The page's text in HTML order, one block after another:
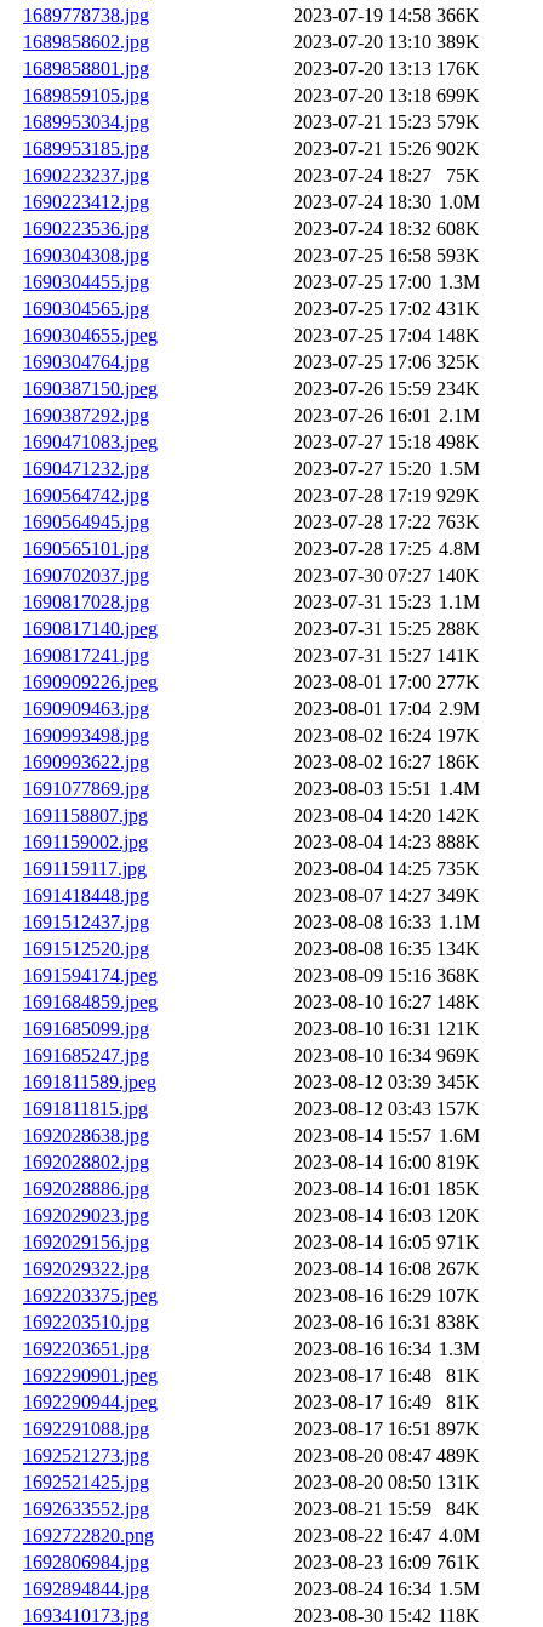
1689778738.jpg
2023-07-19 14:58 366K
1689858602.jpg
2023-07-20 13:10 389K
1689858801.jpg
2023-07-20 13:13 176K
1689859105.jpg
2023-07-20 13:18 699K
1689953034.jpg
2023-07-21 15:23 579K
1689953185.jpg
2023-07-21 15:26 902K
1690223237.jpg
2023-07-24 18:27
75K
1690223412.jpg
2023-07-24 18:30 1.0M
1690223536.jpg
2023-07-24 18:32 608K
1690304308.jpg
2023-07-25 16:58 593K
1690304455.jpg
2023-07-25 17:00 1.3M
1690304565.jpg
2023-07-25 17:02 431K
1690304655.jpeg
2023-07-25 17:04 148K
1690304764.jpg
2023-07-25 17:06 325K
1690387150.jpeg
2023-07-26 15:59 234K
1690387292.jpg
2023-07-26 16:01 2.1M
1690471083.jpeg
2023-07-27 15:18 498K
1690471232.jpg
2023-07-27 15:20 1.5M
1690564742.jpg
2023-07-28 17:19 929K
1690564945.jpg
2023-07-28 17:22 763K
1690565101.jpg
2023-07-28 17:25 4.8M
1690702037.jpg
2023-07-30 07:27 140K
1690817028.jpg
2023-07-31 15:23 1.1M
1690817140.jpeg
2023-07-31 15:25 288K
1690817241.jpg
2023-07-31 15:27 141K
1690909226.jpeg
2023-08-01 17:00 277K
1690909463.jpg
2023-08-01 17:04 2.9M
1690993498.jpg
2023-08-02 16:24 197K
1690993622.jpg
2023-08-02 16:27 186K
1691077869.jpg
2023-08-03 15:51 1.4M
1691158807.jpg
2023-08-04 14:20 142K
1691159002.jpg
2023-08-04 14:23 888K
1691159117.jpg
2023-08-04 14:25 735K
1691418448.jpg
2023-08-07 14:27 349K
1691512437.jpg
2023-08-08 16:33 1.1M
1691512520.jpg
2023-08-08 16:35 134K
1691594174.jpeg
2023-08-09 15:16 368K
1691684859.jpeg
2023-08-10 16:27 148K
1691685099.jpg
2023-08-10 16:31 121K
1691685247.jpg
2023-08-10 16:34 969K
1691811589.jpeg
2023-08-12 03:39 345K
1691811815.jpg
2023-08-12 03:43 157K
1692028638.jpg
2023-08-14 15:57 1.6M
1692028802.jpg
2023-08-14 16:00 819K
1692028886.jpg
2023-08-14 16:01 185K
1692029023.jpg
2023-08-14 16:03 120K
1692029156.jpg
2023-08-14 16:05 971K
1692029322.jpg
2023-08-14 16:08 267K
1692203375.jpeg
2023-08-16 16:29 107K
1692203510.jpg
2023-08-16 16:31 838K
1692203651.jpg
2023-08-16 16:34 1.3M
1692290901.jpeg
2023-08-17 16:48
81K
1692290944.jpeg
2023-08-17 16:49
81K
1692291088.jpg
2023-08-17 16:51 897K
1692521273.jpg
2023-08-20 08:47 489K
1692521425.jpg
2023-08-20 08:50 131K
1692633552.jpg
2023-08-21 15:59
84K
1692722820.png
2023-08-22 16:47 4.0M
1692806984.jpg
2023-08-23 16:09 761K
1692894844.jpg
2023-08-24 16:34 1.5M
1693410173.jpg
2023-08-30 15:42 118K